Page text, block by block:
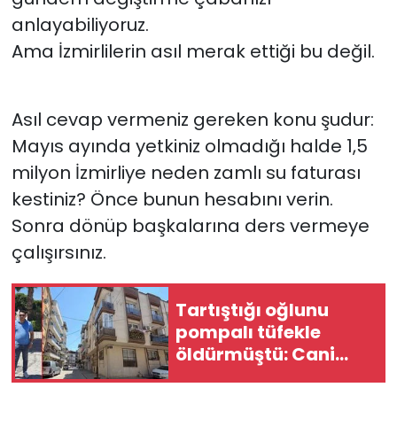
anlayabiliyoruz.
Ama İzmirlilerin asıl merak ettiği bu değil.
Asıl cevap vermeniz gereken konu şudur:
Mayıs ayında yetkiniz olmadığı halde 1,5
milyon İzmirliye neden zamlı su faturası
kestiniz? Önce bunun hesabını verin.
Sonra dönüp başkalarına ders vermeye
çalışırsınız.
Tartıştığı oğlunu
pompalı tüfekle
öldürmüştü: Cani
baba tutuklandı!